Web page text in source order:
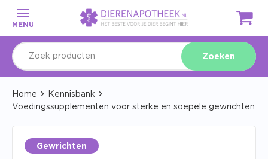
MENU
Zoeken
Home
Kennisbank
Voedingssupplementen voor sterke en soepele gewrichten
Gewrichten